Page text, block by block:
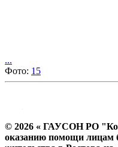
...
Фото: 15
© 2026 « ГАУСОН РО
оказанию помощи лицам